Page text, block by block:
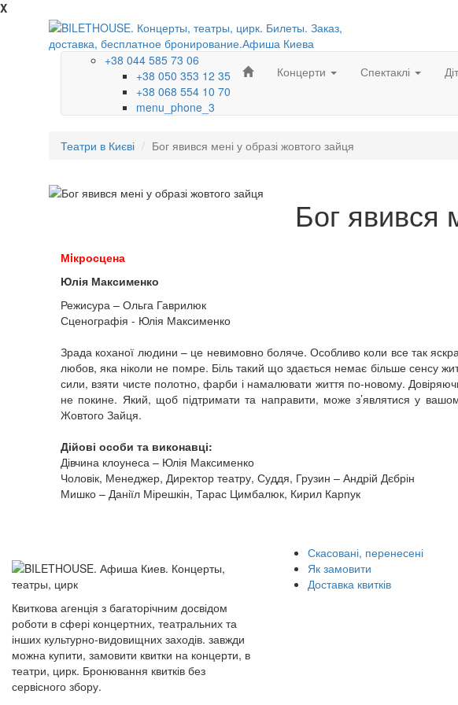
X
+38 044 585 73 06
+38 050 353 12 35
+38 068 554 10 70
menu_phone_3
Концерти Спектаклі
Театри в Києві Бог явився мені у образі жовтого зайця
Бог явився
Мiкросцена
Юлія Максименко
Режисура – Ольга Гаврилюк
Сценографія - Юлія Максименко
Зрада коханої людини – це невимовно боляче. Особливо коли все так
любов, яка ніколи не помре. Біль такий що здається немає більше сенсу
сили, взяти чисте полотно, фарби і намалювати життя по-новому.
не покине. Який, щоб підтримати та направити, може з’являтися у
Жовтого Зайця.
Дійові особи та виконавці:
Дівчина клоунеса – Юлія Максименко
Чоловік, Менеджер, Директор театру, Суддя, Грузин – Андрій Дєбрін
Мишко – Даніїл Мірешкін, Тарас Цимбалюк, Кирил Карпук
Квиткова агенція з багаторічним досвідом
роботи в сфері концертних, театральних та
інших культурно-видовищних заходів. завжди
можна купити, замовити квитки на концерти, в
театри, цирк. Бронювання квитків без
сервісного збору.
Скасовані, перенесені
Як замовити
Доставка квитків